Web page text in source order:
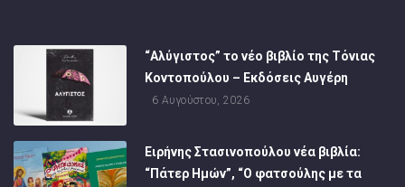
“Αλύγιστος” το νέο βιβλίο της Τόνιας
Κοντοπούλου – Εκδόσεις Αυγέρη
6 Αυγούστου, 2026
Ειρήνης Στασινοπούλου νέα βιβλία:
“Πάτερ Ημών”, “Ο φατσούλης με τα